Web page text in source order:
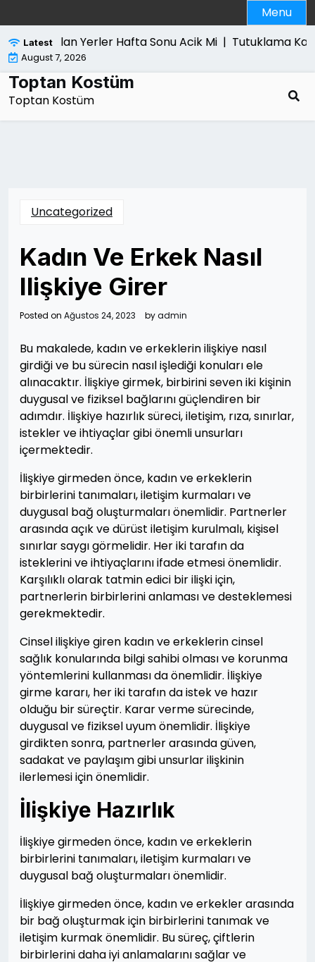
to
content
Menu
LatestAlan Yerler Hafta Sonu Acik Mi |Tutuklama
August 7, 2026
Toptan Kostüm
Toptan Kostüm
Uncategorized
Kadın Ve Erkek Nasıl
Ilişkiye Girer
Posted on Ağustos 24, 2023 byadmin
Bu makalede, kadın ve erkeklerin ilişkiye nasıl
girdiği ve bu sürecin nasıl işlediği konuları ele
alınacaktır. İlişkiye girmek, birbirini seven iki kişinin
duygusal ve fiziksel bağlarını güçlendiren bir
adımdır. İlişkiye hazırlık süreci, iletişim, rıza, sınırlar,
istekler ve ihtiyaçlar gibi önemli unsurları
içermektedir.
İlişkiye girmeden önce, kadın ve erkeklerin
birbirlerini tanımaları, iletişim kurmaları ve
duygusal bağ oluşturmaları önemlidir. Partnerler
arasında açık ve dürüst iletişim kurulmalı, kişisel
sınırlar saygı görmelidir. Her iki tarafın da
isteklerini ve ihtiyaçlarını ifade etmesi önemlidir.
Karşılıklı olarak tatmin edici bir ilişki için,
partnerlerin birbirlerini anlaması ve desteklemesi
gerekmektedir.
Cinsel ilişkiye giren kadın ve erkeklerin cinsel
sağlık konularında bilgi sahibi olması ve korunma
yöntemlerini kullanması da önemlidir. İlişkiye
girme kararı, her iki tarafın da istek ve hazır
olduğu bir süreçtir. Karar verme sürecinde,
duygusal ve fiziksel uyum önemlidir. İlişkiye
girdikten sonra, partnerler arasında güven,
sadakat ve paylaşım gibi unsurlar ilişkinin
ilerlemesi için önemlidir.
İlişkiye Hazırlık
İlişkiye girmeden önce, kadın ve erkeklerin
birbirlerini tanımaları, iletişim kurmaları ve
duygusal bağ oluşturmaları önemlidir.
İlişkiye girmeden önce, kadın ve erkekler arasında
bir bağ oluşturmak için birbirlerini tanımak ve
iletişim kurmak önemlidir. Bu süreç, çiftlerin
birbirlerini daha iyi anlamalarını sağlar ve